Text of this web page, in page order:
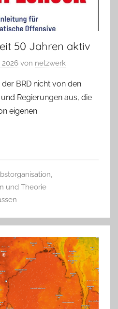
50 Jahren aktiv
2026 von netzwerk
BRD nicht von den
Regierungen aus, die
eigenen
,
und Theorie